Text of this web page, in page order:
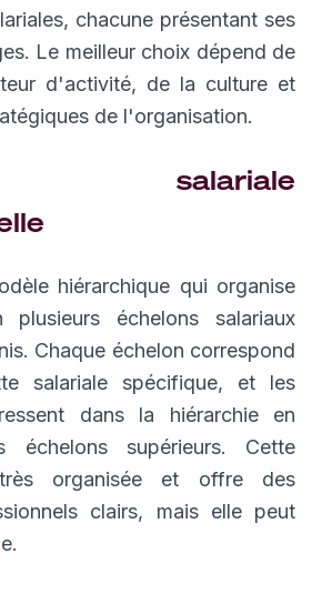
chacune présentant ses
Le meilleur choix dépend de
d'activité, de la culture et
de l'organisation.
salariale
hiérarchique qui organise
échelons salariaux
Chaque échelon correspond
salariale spécifique, et les
dans la hiérarchie en
échelons supérieurs. Cette
organisée et offre des
clairs, mais elle peut